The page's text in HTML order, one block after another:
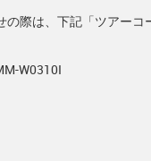
の際は、下記「ツアーコ
W0310I